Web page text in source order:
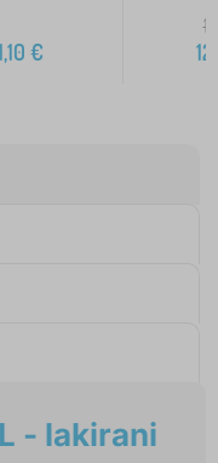
€
- lakirani